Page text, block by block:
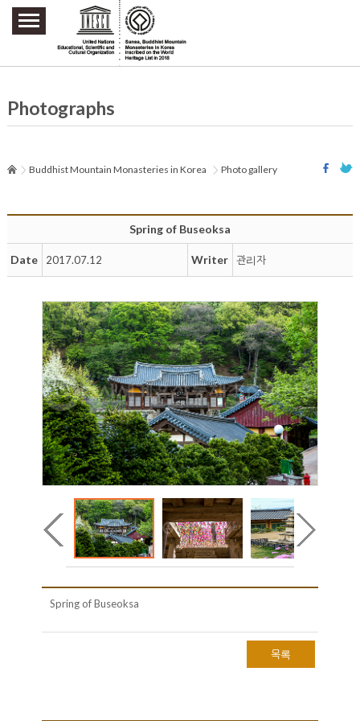
주요메뉴 바로가기
본문 바로가기
하단메뉴 바로가기
Photographs
Buddhist Mountain Monasteries in Korea Photo gallery
Spring of Buseoksa
Date 2017.07.12 Writer 관리자
Spring of Buseoksa
목록